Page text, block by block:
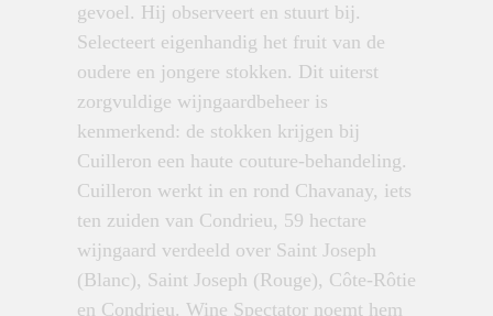
gevoel. Hij observeert en stuurt bij.
Selecteert eigenhandig het fruit van de
oudere en jongere stokken. Dit uiterst
zorgvuldige wijngaardbeheer is
kenmerkend: de stokken krijgen bij
Cuilleron een haute couture-behandeling.
Cuilleron werkt in en rond Chavanay, iets
ten zuiden van Condrieu, 59 hectare
wijngaard verdeeld over Saint Joseph
(Blanc), Saint Joseph (Rouge), Côte-Rôtie
en Condrieu. Wine Spectator noemt hem